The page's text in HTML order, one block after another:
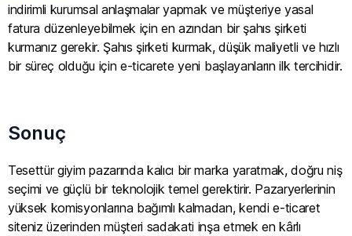
indirimli kurumsal anlaşmalar yapmak ve müşteriye yasal
fatura düzenleyebilmek için en azından bir şahıs şirketi
kurmanız gerekir. Şahıs şirketi kurmak, düşük maliyetli ve hızlı
bir süreç olduğu için e-ticarete yeni başlayanların ilk tercihidir.
Sonuç
Tesettür giyim pazarında kalıcı bir marka yaratmak, doğru niş
seçimi ve güçlü bir teknolojik temel gerektirir. Pazaryerlerinin
yüksek komisyonlarına bağımlı kalmadan, kendi e-ticaret
siteniz üzerinden müşteri sadakati inşa etmek en kârlı